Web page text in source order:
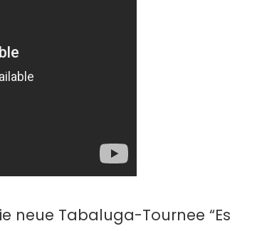
neue Tabaluga-Tournee “Es